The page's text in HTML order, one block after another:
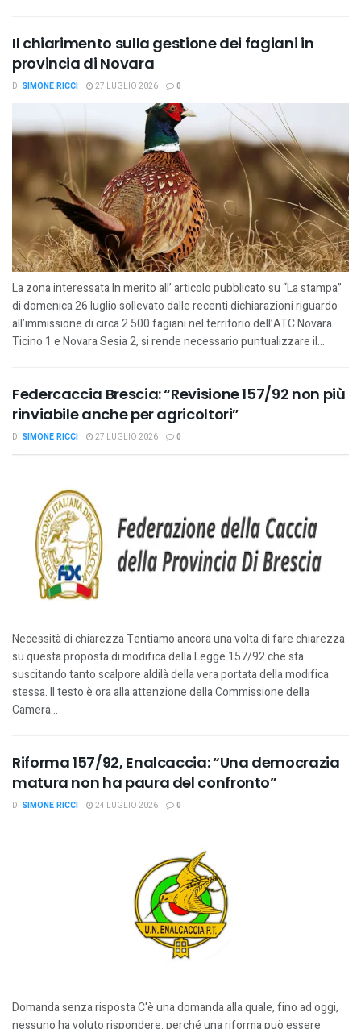
Il chiarimento sulla gestione dei fagiani in
provincia di Novara
DI SIMONE RICCI 27 LUGLIO 2026 0
La zona interessata In merito all’ articolo pubblicato su “La stampa”
di domenica 26 luglio sollevato dalle recenti dichiarazioni riguardo
all’immissione di circa 2.500 fagiani nel territorio dell’ATC Novara
Ticino 1 e Novara Sesia 2, si rende necessario puntualizzare il...
Federcaccia Brescia: “Revisione 157/92 non più
rinviabile anche per agricoltori”
DI SIMONE RICCI 27 LUGLIO 2026 0
Necessità di chiarezza Tentiamo ancora una volta di fare chiarezza
su questa proposta di modifica della Legge 157/92 che sta
suscitando tanto scalpore aldilà della vera portata della modifica
stessa. Il testo è ora alla attenzione della Commissione della
Camera...
Riforma 157/92, Enalcaccia: “Una democrazia
matura non ha paura del confronto”
DI SIMONE RICCI 24 LUGLIO 2026 0
Domanda senza risposta C'è una domanda alla quale, fino ad oggi,
nessuno ha voluto rispondere: perché una riforma può essere